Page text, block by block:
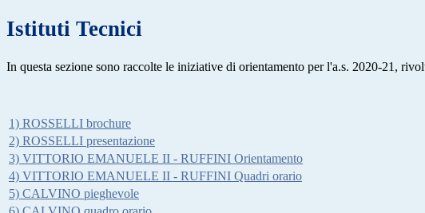
Istituti Tecnici
In questa sezione sono raccolte le iniziative di orientamento per l'a.s. 2020-21,
1) ROSSELLI brochure
2) ROSSELLI presentazione
3) VITTORIO EMANUELE II - RUFFINI Orientamento
4) VITTORIO EMANUELE II - RUFFINI Quadri orario
5) CALVINO pieghevole